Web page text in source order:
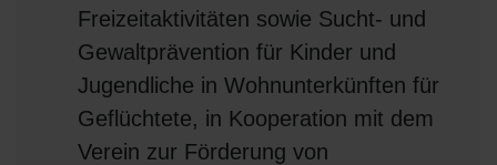
Freizeitaktivitäten sowie Sucht- und
Gewaltprävention für Kinder und
Jugendliche in Wohnunterkünften für
Geflüchtete, in Kooperation mit dem
Verein zur Förderung von